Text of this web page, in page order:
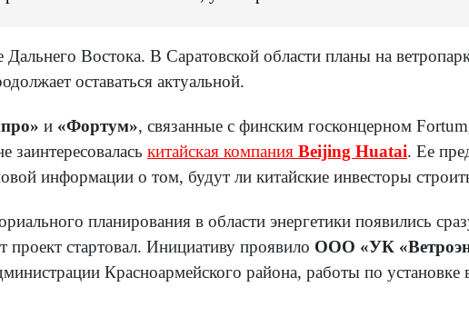
Дальнего Востока. В Саратовской области планы на
оставаться актуальной.
и «Фортум», связанные с финским госконцерном
заинтересовалась китайская компания Beijing Huatai. Ее
информации о том, будут ли китайские инвесторы
планирования в области энергетики появились
проект стартовал. Инициативу проявило ООО «УК
Красноармейского района, работы по установке